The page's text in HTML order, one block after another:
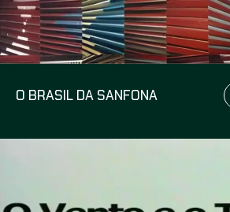
O BRASIL DA SANFONA